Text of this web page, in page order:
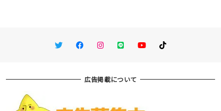
TwitterFacebookInstagram
LINE You TubeTikTok
広告掲載について